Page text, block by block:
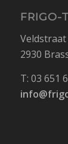
FRIGO-
Veldstraat
2930
T: 03 651